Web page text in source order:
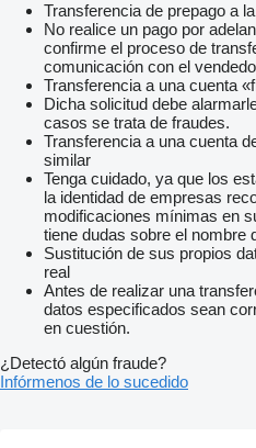
Transferencia de prepago a
No realice un pago por
confirme el proceso de
comunicación con el
Transferencia a una cuenta
Dicha solicitud debe
casos se trata de fraudes.
Transferencia a una cuenta
similar
Tenga cuidado, ya que los
la identidad de empresas
modificaciones mínimas en
tiene dudas sobre el nombre
Sustitución de sus propios
real
Antes de realizar una
datos especificados sean
en cuestión.
¿Detectó algún fraude?
Infórmenos de lo sucedido